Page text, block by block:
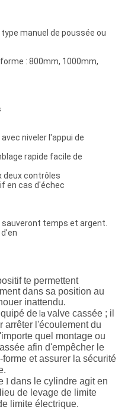
manuel de poussée ou
: 800mm, 1000mm,
niveler l'appui de
rapide facile de
deux contrôles
en cas d'échec
temps et argent.
te permettent
dans sa position au
inattendu.
delavalve cassée ; il
arrêter l'écoulement du
quel montage ou
afin d'empêcher le
et assurer la sécurité
l dans le cylindre agit en
de levage de limite
limite électrique.